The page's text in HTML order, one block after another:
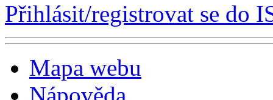
Přihlásit/registrovat se do
Mapa webu